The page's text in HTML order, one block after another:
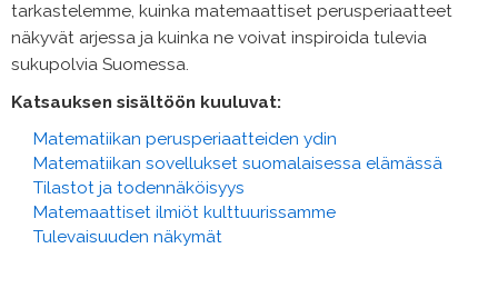
tarkastelemme, kuinka matemaattiset perusperiaatteet
näkyvät arjessa ja kuinka ne voivat inspiroida tulevia
sukupolvia Suomessa.
Katsauksen sisältöön kuuluvat:
Matematiikan perusperiaatteiden ydin
Matematiikan sovellukset suomalaisessa elämässä
Tilastot ja todennäköisyys
Matemaattiset ilmiöt kulttuurissamme
Tulevaisuuden näkymät